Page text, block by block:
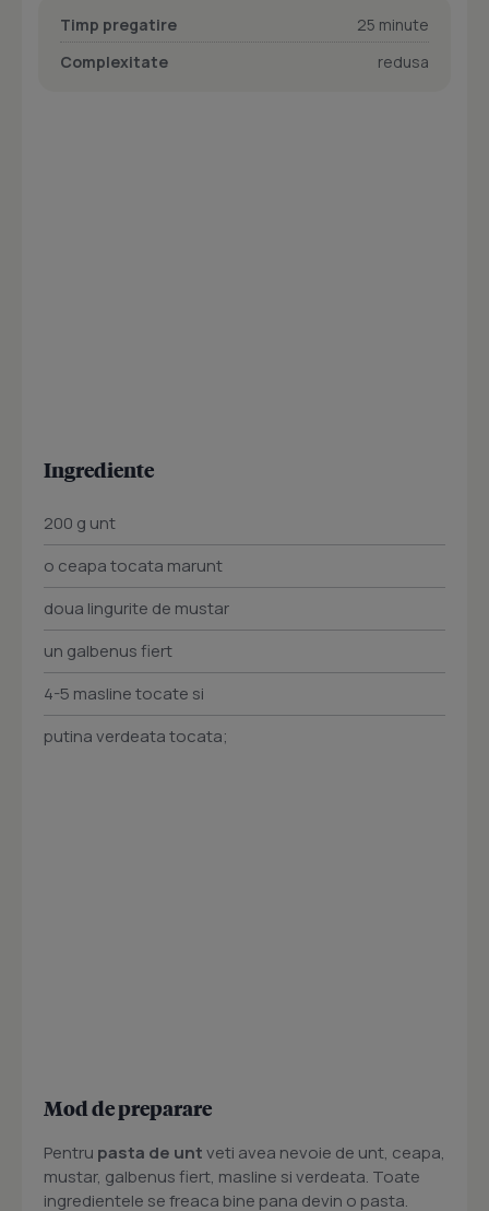
Timp pregatire
25 minute
Complexitate
redusa
Ingrediente
200 g unt
o ceapa tocata marunt
doua lingurite de mustar
un galbenus fiert
4-5 masline tocate si
putina verdeata tocata;
Mod de preparare
Pentru pasta de untveti avea nevoie de unt, ceapa,
mustar, galbenus fiert, masline si verdeata. Toate
ingredientele se freaca bine pana devin o pasta.